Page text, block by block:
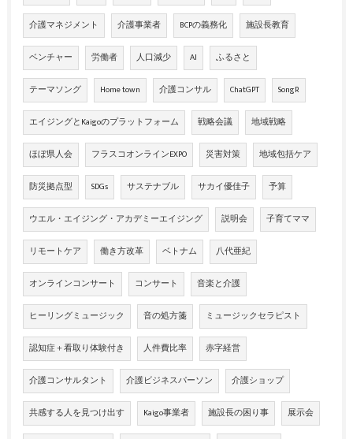
介護マネジメント 介護事業者 BCPの義務化 施設長教育
ベンチャー 労働者 人口減少 AI ふるさと
テーマソング Home town 介護コンサル ChatGPT SongR
エイジングとKaigoのプラットフォーム 戦略会議 地域戦略
ほぼ県人会 フラスコオンラインEXPO 災害対策 地域包括ケア
防災拠点型 SDGs サステナブル サカイ優佳子 予算
ウエル・エイジング・アカデミーエイジング 説明会 子育てママ
リモートケア 働き方改革 ベトナム 八代亜紀
オンラインコンサート コンサート 音楽と介護
ヒーリングミュージック 音の処方箋 ミュージックセラピスト
認知症＋看取り体験付き 人件費比率 赤字経営
介護コンサルタント 介護ビジネスパーソン 介護ショップ
共感する人を見つけ出す Kaigo事業者 施設長の困り事 展示会